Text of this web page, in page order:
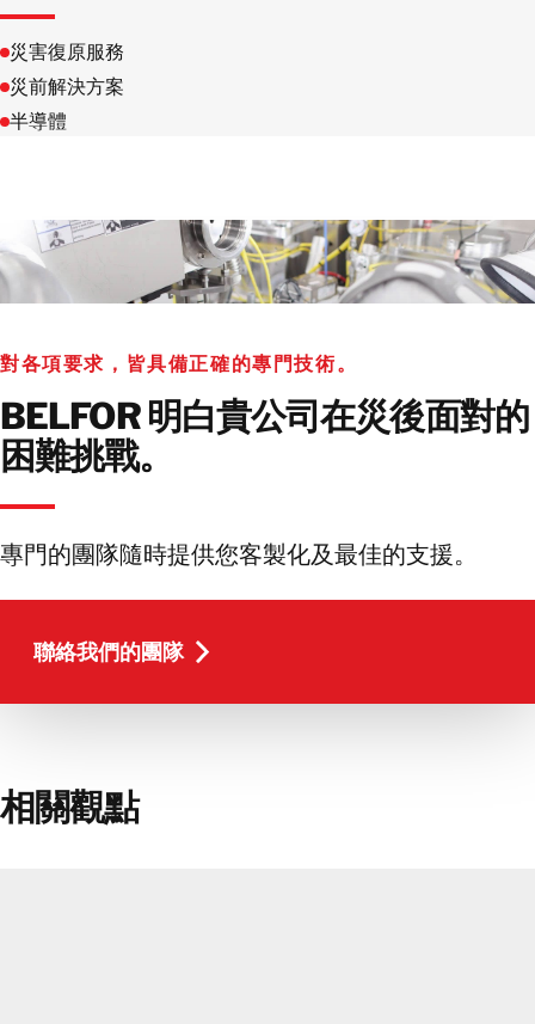
災害復原服務
災前解決方案
半導體
對各項要求，皆具備正確的專門技術。
BELFOR 明白貴公司在災後面對的
困難挑戰。
專門的團隊隨時提供您客製化及最佳的支援。
聯絡我們的團隊
相關觀點